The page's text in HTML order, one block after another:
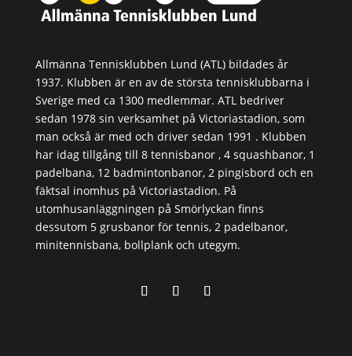
Allmänna Tennisklubben Lund (ATL) bildades år
1937. Klubben är en av de största tennisklubbarna i
Sverige med ca 1300 medlemmar. ATL bedriver
sedan 1978 sin verksamhet på Victoriastadion, som
man också är med och driver sedan 1991 . Klubben
har idag tillgång till 8 tennisbanor , 4 squashbanor, 1
padelbana, 12 badmintonbanor, 2 pingisbord och en
fäktsal inomhus på Victoriastadion. På
utomhusanläggningen på Smörlyckan finns
dessutom 5 grusbanor för tennis, 2 padelbanor,
minitennisbana, bollplank och utegym.